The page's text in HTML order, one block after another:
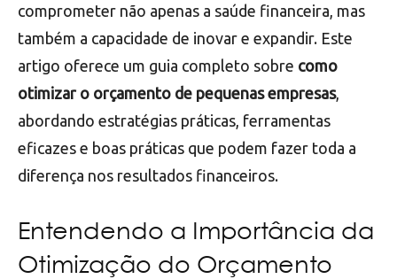
comprometer não apenas a saúde financeira, mas
também a capacidade de inovar e expandir. Este
artigo oferece um guia completo sobre como
otimizar o orçamento de pequenas empresas,
abordando estratégias práticas, ferramentas
eficazes e boas práticas que podem fazer toda a
diferença nos resultados financeiros.
Entendendo a Importância da
Otimização do Orçamento